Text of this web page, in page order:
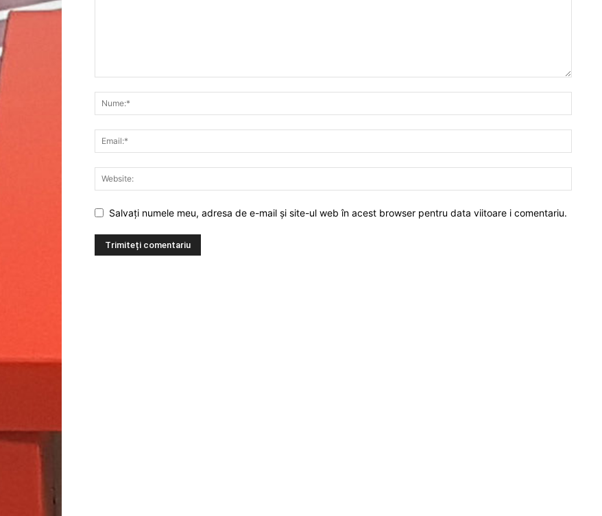
Salvați numele meu, adresa de e-mail și site-ul web în acest browser pentru data viitoare i comentariu.